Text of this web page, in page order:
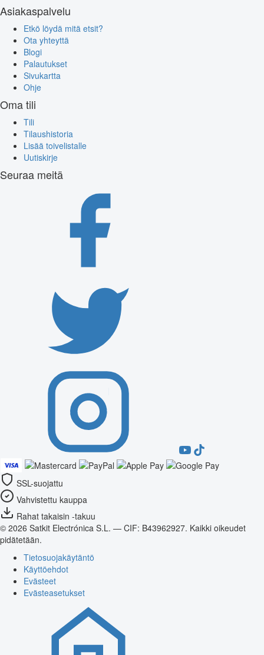
Asiakaspalvelu
Etkö löydä mitä etsit?
Ota yhteyttä
Blogi
Palautukset
Sivukartta
Ohje
Oma tili
Tili
Tilaushistoria
Lisää toivelistalle
Uutiskirje
Seuraa meitä
SSL-suojattu
Vahvistettu kauppa
Rahat takaisin -takuu
© 2026 Satkit Electrónica S.L. — CIF: B43962927. Kaikki oikeudet
pidätetään.
Tietosuojakäytäntö
Käyttöehdot
Evästeet
Evästeasetukset